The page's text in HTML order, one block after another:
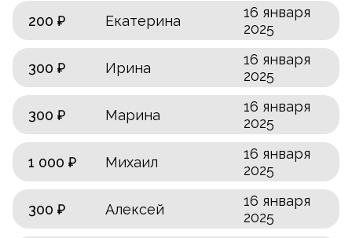
200 ₽ Екатерина
16 января
2025
300 ₽ Ирина
16 января
2025
300 ₽ Марина
16 января
2025
1 000 ₽ Михаил
16 января
2025
300 ₽ Алексей
16 января
2025